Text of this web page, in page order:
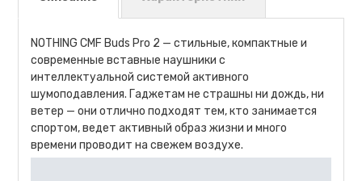
NOTHING CMF Buds Pro 2 — стильные, компактные и
современные вставные наушники с
интеллектуальной системой активного
шумоподавления. Гаджетам не страшны ни дождь, ни
ветер — они отлично подходят тем, кто занимается
спортом, ведет активный образ жизни и много
времени проводит на свежем воздухе.